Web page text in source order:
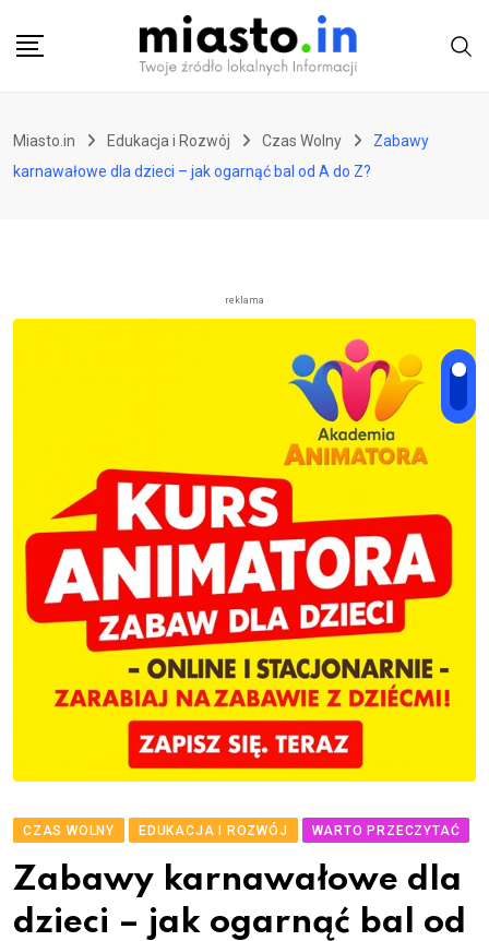
Miasto.in Edukacja i Rozwój Czas Wolny
Zabawy
karnawałowe dla dzieci – jak ogarnąć bal od A do Z?
reklama
CZAS WOLNY EDUKACJA I ROZWÓJ WARTO PRZECZYTAĆ
Zabawy karnawałowe dla
dzieci – jak ogarnąć bal od